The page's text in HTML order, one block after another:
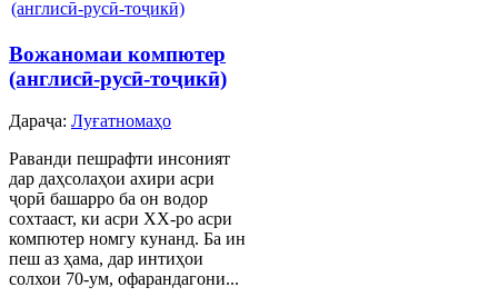
Вожаномаи компютер
(англисӣ-русӣ-тоҷикӣ)
Дараҷа: Луғатномаҳо
Раванди пешрафти инсоният
дар даҳсолаҳои ахири асри
ҷорӣ башарро ба он водор
сохтааст, ки асри ХХ-ро асри
компютер номгу кунанд. Ба ин
пеш аз ҳама, дар интиҳои
солхои 70-ум, офарандагони...